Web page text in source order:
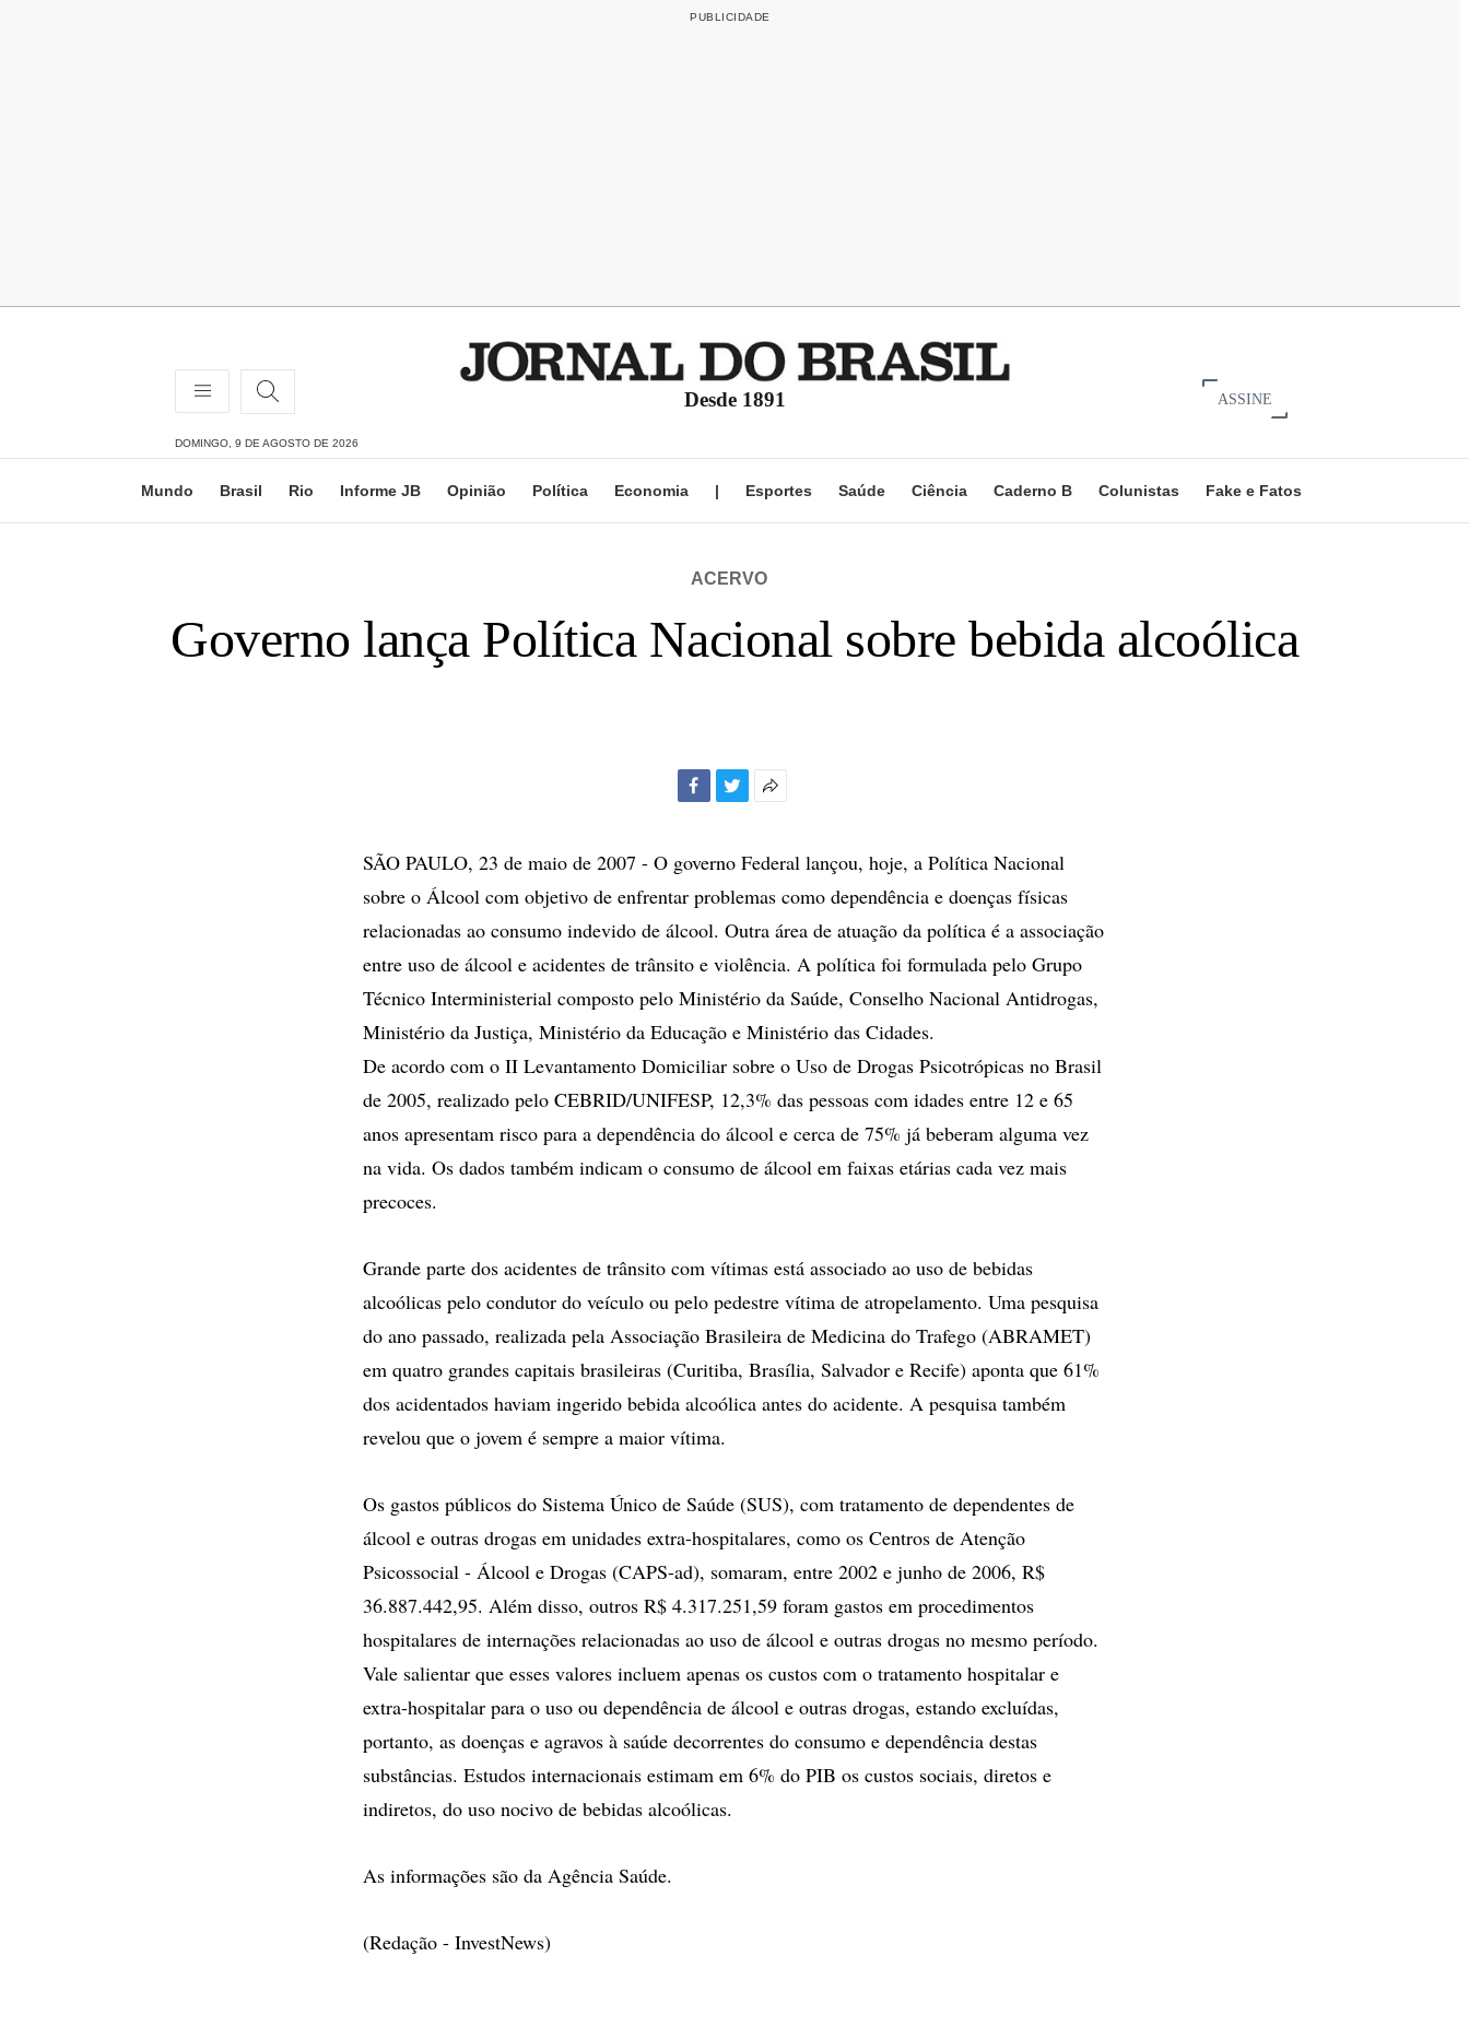
Desde 1891 ASSINE
DOMINGO, 9 DE AGOSTO DE 2026
Mundo Brasil Rio Informe JB Opinião Política Economia | Esportes Saúde Ciência Caderno B Colunistas Fake e Fatos
ACERVO
Governo lança Política Nacional sobre bebida alcoólica
compartilhamento
SÃO PAULO, 23 de maio de 2007 - O governo Federal lançou, hoje, a Política Nacional
sobre o Álcool com objetivo de enfrentar problemas como dependência e doenças físicas
relacionadas ao consumo indevido de álcool. Outra área de atuação da política é a associação
entre uso de álcool e acidentes de trânsito e violência. A política foi formulada pelo Grupo
Técnico Interministerial composto pelo Ministério da Saúde, Conselho Nacional Antidrogas,
Ministério da Justiça, Ministério da Educação e Ministério das Cidades.
De acordo com o II Levantamento Domiciliar sobre o Uso de Drogas Psicotrópicas no Brasil
de 2005, realizado pelo CEBRID/UNIFESP, 12,3% das pessoas com idades entre 12 e 65
anos apresentam risco para a dependência do álcool e cerca de 75% já beberam alguma vez
na vida. Os dados também indicam o consumo de álcool em faixas etárias cada vez mais
precoces.
Grande parte dos acidentes de trânsito com vítimas está associado ao uso de bebidas
alcoólicas pelo condutor do veículo ou pelo pedestre vítima de atropelamento. Uma pesquisa
do ano passado, realizada pela Associação Brasileira de Medicina do Trafego (ABRAMET)
em quatro grandes capitais brasileiras (Curitiba, Brasília, Salvador e Recife) aponta que 61%
dos acidentados haviam ingerido bebida alcoólica antes do acidente. A pesquisa também
revelou que o jovem é sempre a maior vítima.
Os gastos públicos do Sistema Único de Saúde (SUS), com tratamento de dependentes de
álcool e outras drogas em unidades extra-hospitalares, como os Centros de Atenção
Psicossocial - Álcool e Drogas (CAPS-ad), somaram, entre 2002 e junho de 2006, R$
36.887.442,95. Além disso, outros R$ 4.317.251,59 foram gastos em procedimentos
hospitalares de internações relacionadas ao uso de álcool e outras drogas no mesmo período.
Vale salientar que esses valores incluem apenas os custos com o tratamento hospitalar e
extra-hospitalar para o uso ou dependência de álcool e outras drogas, estando excluídas,
portanto, as doenças e agravos à saúde decorrentes do consumo e dependência destas
substâncias. Estudos internacionais estimam em 6% do PIB os custos sociais, diretos e
indiretos, do uso nocivo de bebidas alcoólicas.
As informações são da Agência Saúde.
(Redação - InvestNews)